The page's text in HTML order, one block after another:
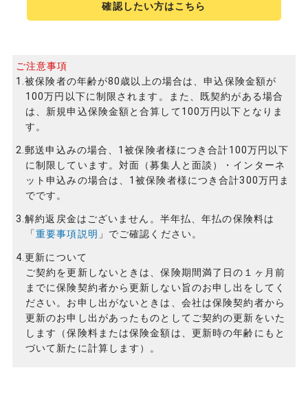
確認したい方はこちら
ご注意事項
1.被保険者の年齢が80歳以上の場合は、申込保険金額が
100万円以下に制限されます。また、既契約がある場合
は、新規申込保険金額と合算して100万円以下となりま
す。
2.郵送申込みの場合、1被保険者様につき合計100万円以下
に制限しています。対面（募集人と面談）・インターネ
ット申込みの場合は、1被保険者様につき合計300万円ま
でです。
3.解約返戻金はございません。半年払、年払の保険料は
「重要事項説明 」でご確認ください。
4.更新について
ご契約を更新しないときは、保険期間満了日の１ヶ月前
までに保険契約者から更新しない旨のお申し出をしてく
ださい。お申し出がないときは、会社は保険契約者から
更新のお申し出があったものとしてご契約の更新をいた
します（保険料または保険金額は、更新時の年齢にもと
づいて新たに計算します）。